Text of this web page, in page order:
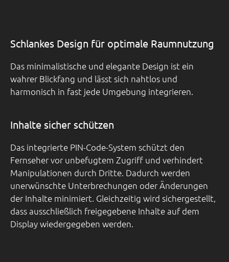
Schlankes Design für optimale Raumnutzung
Das minimalistische und elegante Design ist ein
wahrer Blickfang und lässt sich nahtlos und
harmonisch in fast jede Umgebung integrieren.
Inhalte sicher schützen
Das integrierte PIN-Code-System schützt den
Fernseher vor unbefugtem Zugriff und verhindert
Manipulationen durch Dritte. Dadurch werden
unerwünschte Unterbrechungen oder Änderungen
der Inhalte minimiert. Gleichzeitig wird sichergestellt,
dass ausschließlich freigegebene Inhalte auf dem
Display wiedergegeben werden.